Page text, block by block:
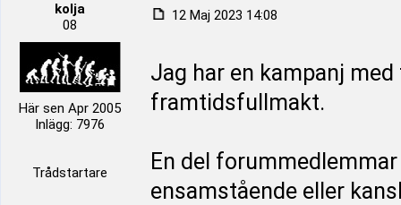
kolja
08
Här sen Apr 2005
Inlägg: 7976
Trådstartare
12 Maj 2023 14:08
Jag har en kampanj
framtidsfullmakt.
En del
ensamstående eller